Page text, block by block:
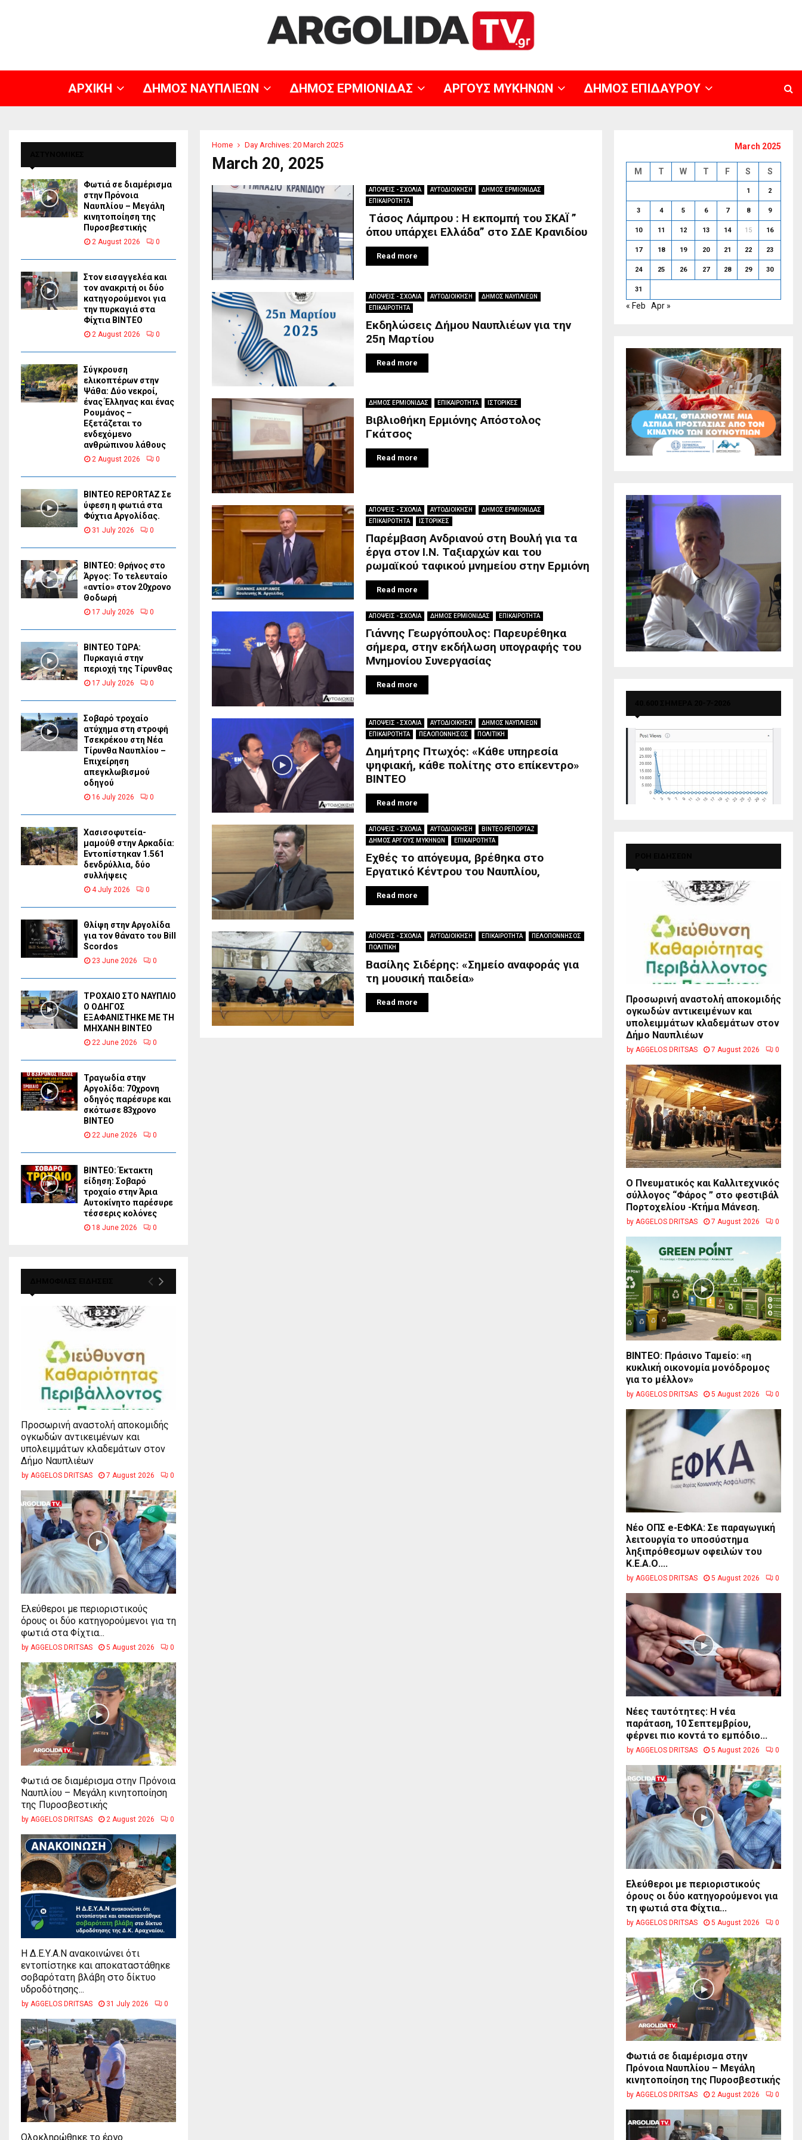
ΑΡΧΙΚΗ ΔΗΜΟΣ ΝΑΥΠΛΙΕΩΝ ΔΗΜΟΣ ΕΡΜΙΟΝΙΔΑΣ ΑΡΓΟΥΣ ΜΥΚΗΝΩΝ ΔΗΜΟΣ ΕΠΙΔΑΥΡΟΥ
Home Day Archives: 20 March 2025
March 20, 2025
ΑΠΟΨΕΙΣ - ΣΧΟΛΙΑ ΑΥΤΟΔΙΟΙΚΗΣΗ
ΔΗΜΟΣ ΕΡΜΙΟΝΙΔΑΣ
ΕΠΙΚΑΙΡΟΤΗΤΑ
Τάσος Λάμπρου : Η εκπομπή του ΣΚΑΪ ”
όπου υπάρχει Ελλάδα” στο ΣΔΕ Κρανιδίου
Read more
ΑΠΟΨΕΙΣ - ΣΧΟΛΙΑ ΑΥΤΟΔΙΟΙΚΗΣΗ
ΔΗΜΟΣ ΝΑΥΠΛΙΕΩΝ
ΕΠΙΚΑΙΡΟΤΗΤΑ
Εκδηλώσεις Δήμου Ναυπλιέων για την
25η Μαρτίου
Read more
ΔΗΜΟΣ ΕΡΜΙΟΝΙΔΑΣ ΕΠΙΚΑΙΡΟΤΗΤΑ ΙΣΤΟΡΙΚΕΣ
Βιβλιοθήκη Ερμιόνης Απόστολος
Γκάτσος
Read more
ΑΠΟΨΕΙΣ - ΣΧΟΛΙΑ ΑΥΤΟΔΙΟΙΚΗΣΗ
ΔΗΜΟΣ ΕΡΜΙΟΝΙΔΑΣ
ΕΠΙΚΑΙΡΟΤΗΤΑ
ΙΣΤΟΡΙΚΕΣ
Παρέμβαση Ανδριανού στη Βουλή για τα
έργα στον Ι.Ν. Ταξιαρχών και του
ρωμαϊκού ταφικού μνημείου στην Ερμιόνη
Read more
ΑΠΟΨΕΙΣ - ΣΧΟΛΙΑ ΔΗΜΟΣ ΕΡΜΙΟΝΙΔΑΣ ΕΠΙΚΑΙΡΟΤΗΤΑ
Γιάννης Γεωργόπουλος: Παρευρέθηκα
σήμερα, στην εκδήλωση υπογραφής του
Μνημονίου Συνεργασίας
Read more
ΑΠΟΨΕΙΣ - ΣΧΟΛΙΑ ΑΥΤΟΔΙΟΙΚΗΣΗ
ΔΗΜΟΣ ΝΑΥΠΛΙΕΩΝ
ΕΠΙΚΑΙΡΟΤΗΤΑ
ΠΕΛΟΠΟΝΝΗΣΟΣ ΠΟΛΙΤΙΚΗ
Δημήτρης Πτωχός: «Κάθε υπηρεσία
ψηφιακή, κάθε πολίτης στο επίκεντρο»
ΒΙΝΤΕΟ
Read more
ΑΠΟΨΕΙΣ - ΣΧΟΛΙΑ ΑΥΤΟΔΙΟΙΚΗΣΗ
ΒΙΝΤΕΟ ΡΕΠΟΡΤΑΖ
ΔΗΜΟΣ ΑΡΓΟΥΣ ΜΥΚΗΝΩΝ
ΕΠΙΚΑΙΡΟΤΗΤΑ
Εχθές το απόγευμα, βρέθηκα στο
Εργατικό Κέντρου του Ναυπλίου,
Read more
ΑΠΟΨΕΙΣ - ΣΧΟΛΙΑ ΑΥΤΟΔΙΟΙΚΗΣΗ ΕΠΙΚΑΙΡΟΤΗΤΑ
ΠΕΛΟΠΟΝΝΗΣΟΣ
ΠΟΛΙΤΙΚΗ
Βασίλης Σιδέρης: «Σημείο αναφοράς για
τη μουσική παιδεία»
Read more
Φωτιά σε διαμέρισμα
στην Πρόνοια
Ναυπλίου – Μεγάλη
κινητοποίηση της
Πυροσβεστικής
2 August 2026 0
Στον εισαγγελέα και
τον ανακριτή οι δύο
κατηγορούμενοι για
την πυρκαγιά στα
Φίχτια ΒΙΝΤΕΟ
2 August 2026 0
Σύγκρουση
ελικοπτέρων στην
Ψάθα: Δύο νεκροί,
ένας Έλληνας και ένας
Ρουμάνος –
Εξετάζεται το
ενδεχόμενο
ανθρώπινου λάθους
2 August 2026 0
BINTEO REPORTAZ Σε
ύφεση η φωτιά στα
Φύχτια Αργολίδας.
31 July 2026 0
ΒΙΝΤΕΟ: Θρήνος στο
Άργος: Το τελευταίο
«αντίο» στον 20χρονο
Θοδωρή
17 July 2026 0
ΒΙΝΤΕΟ ΤΩΡΑ:
Πυρκαγιά στην
περιοχή της Τίρυνθας
17 July 2026 0
Σοβαρό τροχαίο
ατύχημα στη στροφή
Τσεκρέκου στη Νέα
Τίρυνθα Ναυπλίου –
Επιχείρηση
απεγκλωβισμού
οδηγού
16 July 2026 0
Χασισοφυτεία-
μαμούθ στην Αρκαδία:
Εντοπίστηκαν 1.561
δενδρύλλια, δύο
συλλήψεις
4 July 2026 0
Θλίψη στην Αργολίδα
για τον θάνατο του Bill
Scordos
23 June 2026 0
ΤΡΟΧΑΙΟ ΣΤΟ ΝΑΥΠΛΙΟ
Ο ΟΔΗΓΟΣ
ΕΞΑΦΑΝΙΣΤΗΚΕ ΜΕ ΤΗ
ΜΗΧΑΝΗ ΒΙΝΤΕΟ
22 June 2026 0
Τραγωδία στην
Αργολίδα: 70χρονη
οδηγός παρέσυρε και
σκότωσε 83χρονο
ΒΙΝΤΕΟ
22 June 2026 0
ΒΙΝΤΕΟ: Έκτακτη
είδηση: Σοβαρό
τροχαίο στην Άρια
Αυτοκίνητο παρέσυρε
τέσσερις κολόνες
18 June 2026 0
Προσωρινή αναστολή αποκομιδής
ογκωδών αντικειμένων και
υπολειμμάτων κλαδεμάτων στον
Δήμο Ναυπλιέων
by AGGELOS DRITSAS 7 August 2026 0
Ελεύθεροι με περιοριστικούς
όρους οι δύο κατηγορούμενοι για τη
φωτιά στα Φίχτια...
by AGGELOS DRITSAS 5 August 2026 0
Φωτιά σε διαμέρισμα στην Πρόνοια
Ναυπλίου – Μεγάλη κινητοποίηση
της Πυροσβεστικής
by AGGELOS DRITSAS 2 August 2026 0
Η Δ.Ε.Υ.Α.Ν ανακοινώνει ότι
εντοπίστηκε και αποκαταστάθηκε
σοβαρότατη βλάβη στο δίκτυο
υδροδότησης...
by AGGELOS DRITSAS 31 July 2026 0
Ολοκληρώθηκε το έργο
March 2025
M T W T F S S
1 2
3 4 5 6 7 8 9
10 11 12 13 14 15 16
17 18 19 20 21 22 23
24 25 26 27 28 29 30
31
« Feb Apr »
Προσωρινή αναστολή αποκομιδής
ογκωδών αντικειμένων και
υπολειμμάτων κλαδεμάτων στον
Δήμο Ναυπλιέων
by AGGELOS DRITSAS 7 August 2026 0
Ο Πνευματικός και Καλλιτεχνικός
σύλλογος “Φάρος ” στο φεστιβάλ
Πορτοχελίου -Κτήμα Μάνεση.
by AGGELOS DRITSAS 7 August 2026 0
BINTEO: Πράσινο Ταμείο: «η
κυκλική οικονομία μονόδρομος
για το μέλλον»
by AGGELOS DRITSAS 5 August 2026 0
Νέο ΟΠΣ e-ΕΦΚΑ: Σε παραγωγική
λειτουργία το υποσύστημα
ληξιπρόθεσμων οφειλών του
Κ.Ε.Α.Ο....
by AGGELOS DRITSAS 5 August 2026 0
Νέες ταυτότητες: Η νέα
παράταση, 10 Σεπτεμβρίου,
φέρνει πιο κοντά το εμπόδιο...
by AGGELOS DRITSAS 5 August 2026 0
Ελεύθεροι με περιοριστικούς
όρους οι δύο κατηγορούμενοι για
τη φωτιά στα Φίχτια...
by AGGELOS DRITSAS 5 August 2026 0
Φωτιά σε διαμέρισμα στην
Πρόνοια Ναυπλίου – Μεγάλη
κινητοποίηση της Πυροσβεστικής
by AGGELOS DRITSAS 2 August 2026 0